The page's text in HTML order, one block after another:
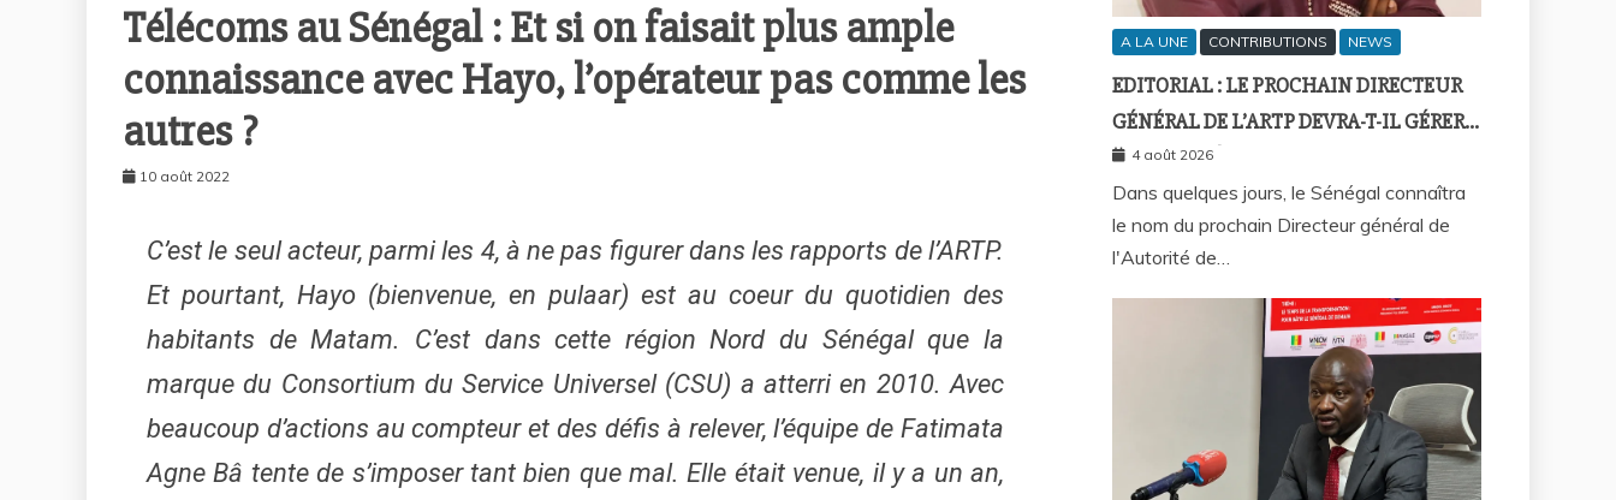
Télécoms au Sénégal : Et si on faisait plus ample
connaissance avec Hayo, l’opérateur pas comme les
autres ?
10 août 2022
C’est le seul acteur, parmi les 4, à ne pas figurer dans les rapports de l’ARTP.
Et pourtant, Hayo (bienvenue, en pulaar) est au coeur du quotidien des
habitants de Matam. C’est dans cette région Nord du Sénégal que la
marque du Consortium du Service Universel (CSU) a atterri en 2010. Avec
beaucoup d’actions au compteur et des défis à relever, l’équipe de Fatimata
Agne Bâ tente de s’imposer tant bien que mal. Elle était venue, il y a un an,
A LA UNE CONTRIBUTIONS NEWS
EDITORIAL : LE PROCHAIN DIRECTEUR
GÉNÉRAL DE L’ARTP DEVRA-T-IL GÉRER
LE MARCHÉ D’HIER OU CELUI DE
DEMAIN ?
4 août 2026
Dans quelques jours, le Sénégal connaîtra
le nom du prochain Directeur général de
l'Autorité de…